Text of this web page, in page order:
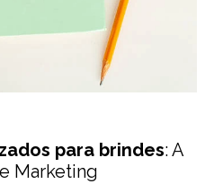
para brindes: A
Marketing